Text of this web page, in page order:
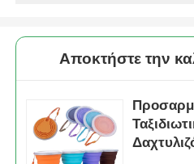
Αποκτήστε την